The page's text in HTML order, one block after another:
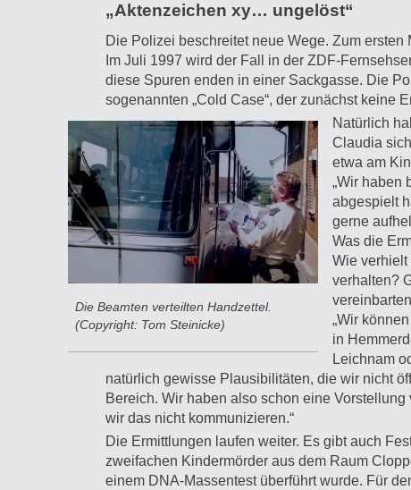
„Aktenzeichen xy… ungelöst“
Die Polizei beschreitet neue Wege. Zum
Im Juli 1997 wird der Fall in der ZDF-
diese Spuren enden in einer Sackgasse. Die
sogenannten „Cold Case“, der zunächst keine
Die Beamten verteilten Handzettel.
(Copyright: Tom Steinicke)
Natürlich
Claudia
etwa am
„Wir haben
abgespielt
gerne
Was die
Wie verhielt
verhalten?
„Wir
in
Leichnam
natürlich gewisse Plausibilitäten, die wir nicht
Bereich. Wir haben also schon eine
wir das nicht kommunizieren.“
Die Ermittlungen laufen weiter. Es gibt auch
zweifachen Kindermörder aus dem Raum
einem DNA-Massentest überführt wurde. Für